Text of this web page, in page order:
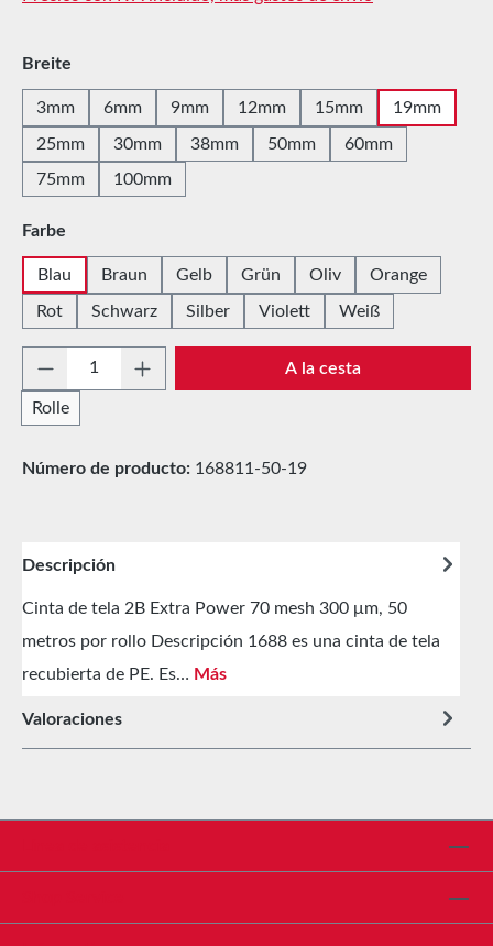
Seleccione
Breite
3mm 6mm 9mm 12mm 15mm 19mm
25mm 30mm 38mm 50mm
60mm
75mm
100mm
Seleccione
Farbe
Blau Braun Gelb Grün Oliv Orange
Rot Schwarz Silber Violett Weiß
Cantidad del producto: introduce la
Rolle
A la cesta
Número de producto: 168811-50-19
Descripción
Cinta de tela 2B Extra Power 70 mesh 300 μm, 50
metros por rollo Descripción 1688 es una cinta de tela
recubierta de PE. Es… Más
Valoraciones